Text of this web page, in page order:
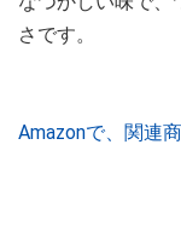
さです。
Amazonで、関連